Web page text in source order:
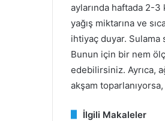
aylarında haftada 2-3
yağış miktarına ve
ihtiyaç duyar. Sulama
Bunun için bir nem
edebilirsiniz. Ayrıca,
akşam
İlgili Makaleler